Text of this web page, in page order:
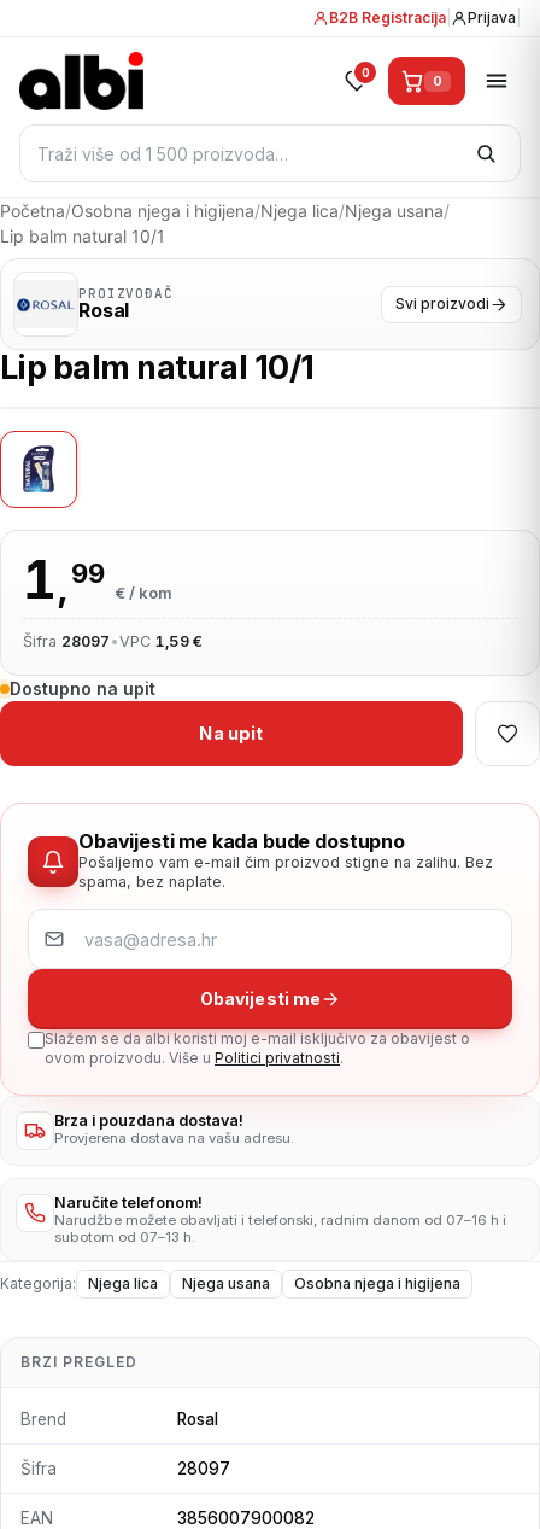
B2B Registracija Prijava
Pretraži:
0 0
Početna/Osobna njega i higijena/Njega lica/Njega usana/
Lip balm natural 10/1
PROIZVOĐAČ
Rosal Svi proizvodi
Lip balm natural 10/1
1,99
€ / kom
Šifra 28097 •VPC 1,59 €
Dostupno na upit
Na upit
Obavijesti me kada bude dostupno
Pošaljemo vam e-mail čim proizvod stigne na zalihu. Bez
spama, bez naplate.
Obavijesti me
Slažem se da albi koristi moj e-mail isključivo za obavijest o
ovom proizvodu. Više u Politici privatnosti.
Brza i pouzdana dostava!
Provjerena dostava na vašu adresu.
Naručite telefonom!
Narudžbe možete obavljati i telefonski, radnim danom od 07–16 h i
subotom od 07–13 h.
Kategorija: Njega lica Njega usana Osobna njega i higijena
BRZI PREGLED
Brend Rosal
Šifra 28097
EAN 3856007900082